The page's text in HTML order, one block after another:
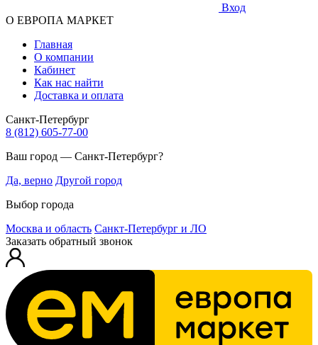
Вход
О ЕВРОПА МАРКЕТ
Главная
О компании
Кабинет
Как нас найти
Доставка и оплата
Санкт-Петербург
8 (812) 605-77-00
Ваш город — Санкт-Петербург?
Да, верно Другой город
Выбор города
Москва и область Санкт-Петербург и ЛО
Заказать обратный звонок